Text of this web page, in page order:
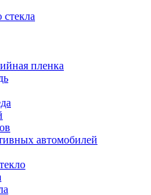
пленка
автомобилей